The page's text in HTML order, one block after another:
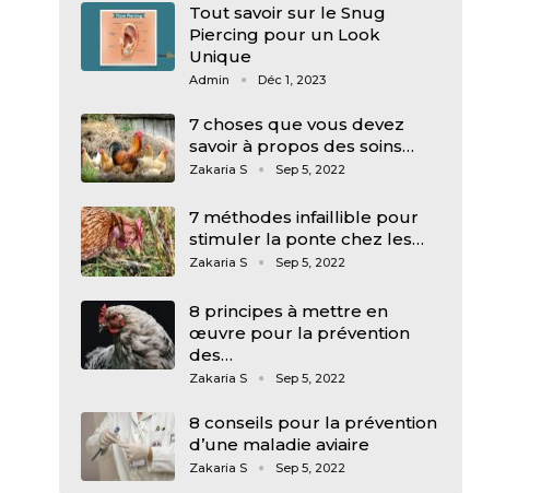
Tout savoir sur le Snug
Piercing pour un Look
Unique
Admin Déc 1, 2023
7 choses que vous devez
savoir à propos des soins…
Zakaria S Sep 5, 2022
7 méthodes infaillible pour
stimuler la ponte chez les…
Zakaria S Sep 5, 2022
8 principes à mettre en
œuvre pour la prévention
des…
Zakaria S Sep 5, 2022
8 conseils pour la prévention
d’une maladie aviaire
Zakaria S Sep 5, 2022